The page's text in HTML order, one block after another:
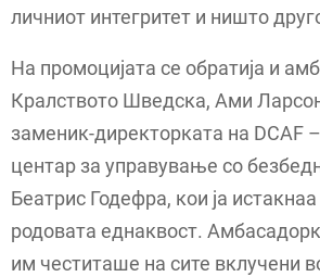
личниот интегритет и ништо
На промоцијата се обратија и
Кралството Шведска, Ами
заменик-директорката на DCAF
центар за управување со
Беатрис Годефра, кои ја
родовата еднаквост.
им честиташе на сите вклучени